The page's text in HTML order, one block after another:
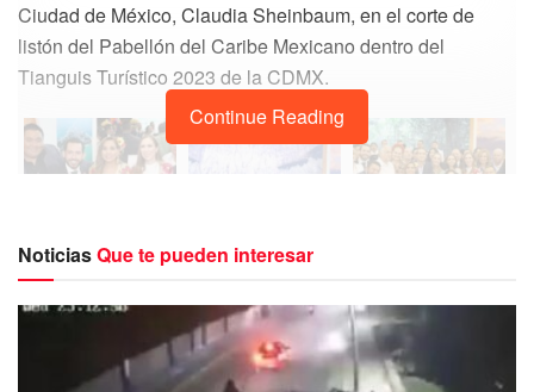
Ciudad de México, Claudia Sheinbaum, en el corte de
listón del Pabellón del Caribe Mexicano dentro del
Tianguis Turístico 2023 de la CDMX.
Este es uno de los espacios donde la alcaldesa sigue
posicionando a Isla Mujeres para que el éxito turístico
Continue Reading
NoticiasQue te pueden interesar